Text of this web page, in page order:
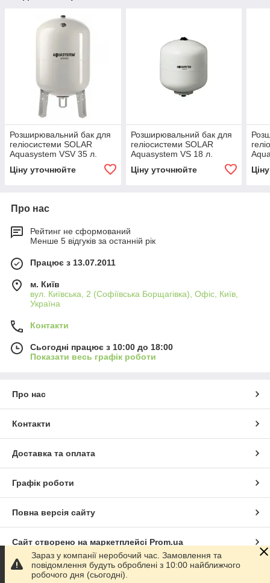
Розширювальний бак для
геліосистеми SOLAR
Aquasystem VSV 35 л.
Ціну уточнюйте
Розширювальний бак для
геліосистеми SOLAR
Aquasystem VS 18 л.
Ціну уточнюйте
Про нас
Рейтинг не сформований
Менше 5 відгуків за останній рік
Працює з 13.07.2011
м. Київ
вул. Київська, 2 (Софіївська Борщагівка), Офіс, Київ,
Україна
Контакти
Сьогодні працює з 10:00 до 18:00
Показати весь графік роботи
Про нас
Контакти
Доставка та оплата
Графік роботи
Повна версія сайту
Сайт створено на маркетплейсі Prom.ua
Політика конфіденційності
Зараз у компанії неробочий час. Замовлення та
повідомлення будуть оброблені з 10:00 найближчого
робочого дня (сьогодні).